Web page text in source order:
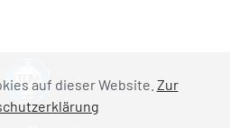
auf dieser Website. Zur